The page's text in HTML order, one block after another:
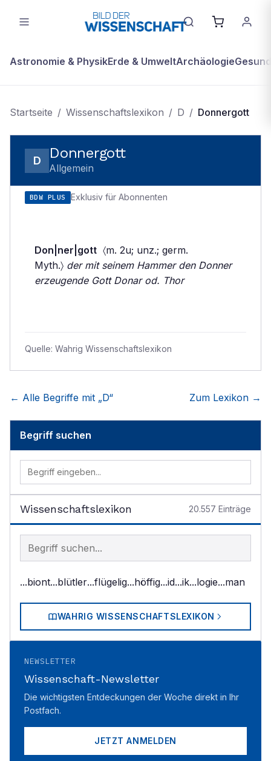
Astronomie & PhysikErde & UmweltArchäologie
Startseite / Wissenschaftslexikon / D / Donnergott
D Donnergott
Allgemein
BDW PLUS Exklusiv für Abonnenten
Don|ner|gott 〈m. 2u; unz.; germ.
Myth.〉 der mit seinem Hammer den Donner
erzeugende Gott Donar od. Thor
Quelle: Wahrig Wissenschaftslexikon
← Alle Begriffe mit „D“ Zum Lexikon →
Begriff suchen
Wissenschaftslexikon 20.557 Einträge
Begriff im Lexikon suchen
...biont...blütler...flügelig...höffig...id...ik...logie...man
WAHRIG WISSENSCHAFTSLEXIKON
NEWSLETTER
Wissenschaft-Newsletter
Die wichtigsten Entdeckungen der Woche direkt in Ihr
Postfach.
JETZT ANMELDEN